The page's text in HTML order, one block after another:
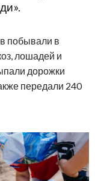
побывали в
лошадей и
дорожки
передали 240